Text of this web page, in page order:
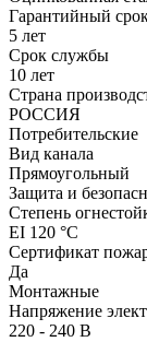
Гарантийный
5 лет
Срок службы
10 лет
Страна
РОССИЯ
Потребительские
Вид канала
Прямоугольный
Защита и
Степень
EI 120 °С
Сертификат
Да
Монтажные
Напряжение
220 - 240 В